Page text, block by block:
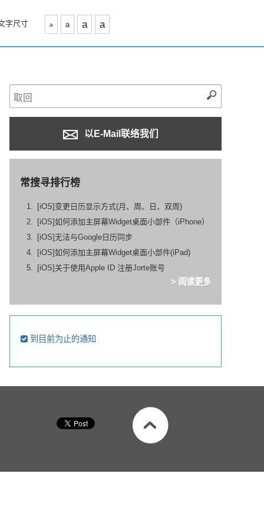
字尺寸 a a a a
以E-Mail联络我们
常搜寻排行榜
[iOS]变更日历显示方式(月、周、日、双周)
[iOS]如何添加主屏幕Widget桌面小部件（iPhone）
[iOS]无法与Google日历同步
[iOS]如何添加主屏幕Widget桌面小部件(iPad)
[iOS]关于使用Apple ID 注册Jorte账号
> 阅读更多
到目前为止的通知